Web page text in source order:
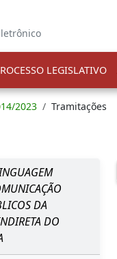
LEGISLATIVO
2023 Tramitações
DA
DO